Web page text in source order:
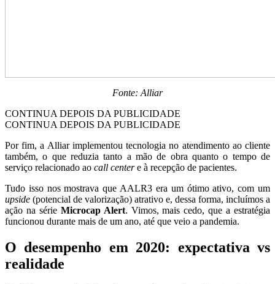
Fonte: Alliar
CONTINUA DEPOIS DA PUBLICIDADE
CONTINUA DEPOIS DA PUBLICIDADE
Por fim, a Alliar implementou tecnologia no atendimento ao cliente
também, o que reduzia tanto a mão de obra quanto o tempo de
serviço relacionado ao call centere à recepção de pacientes.
Tudo isso nos mostrava que AALR3 era um ótimo ativo, com um
upside (potencial de valorização) atrativo e, dessa forma, incluímos a
ação na série Microcap Alert. Vimos, mais cedo, que a estratégia
funcionou durante mais de um ano, até que veio a pandemia.
O desempenho em 2020: expectativa vs
realidade